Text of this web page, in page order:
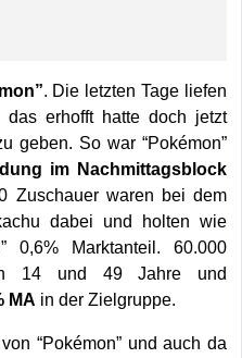
. Die letzten Tage liefen
erhofft hatte doch jetzt
geben. So war “Pokémon”
im Nachmittagsblock
Zuschauer waren bei dem
dabei und holten wie
0,6% Marktanteil. 60.000
14 und 49 Jahre und
MA in der Zielgruppe.
“Pokémon” und auch da